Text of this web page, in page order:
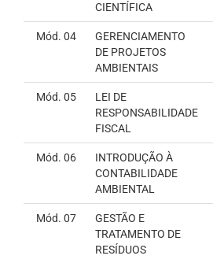
CIENTÍFICA
Mód. 04
GERENCIAMENTO
DE PROJETOS
AMBIENTAIS
Mód. 05
LEI DE
RESPONSABILIDADE
FISCAL
Mód. 06
INTRODUÇÃO À
CONTABILIDADE
AMBIENTAL
Mód. 07
GESTÃO E
TRATAMENTO DE
RESÍDUOS